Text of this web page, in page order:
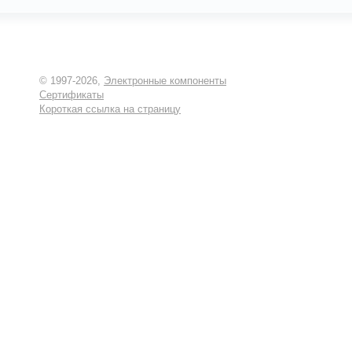
© 1997-2026, Электронные компоненты
Сертификаты
Короткая ссылка на страницу